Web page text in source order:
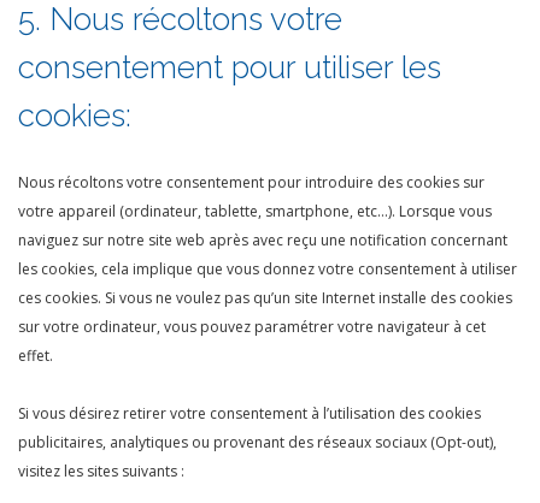
5. Nous récoltons votre
consentement pour utiliser les
cookies:
Nous récoltons votre consentement pour introduire des cookies sur
votre appareil (ordinateur, tablette, smartphone, etc…). Lorsque vous
naviguez sur notre site web après avec reçu une notification concernant
les cookies, cela implique que vous donnez votre consentement à utiliser
ces cookies. Si vous ne voulez pas qu’un site Internet installe des cookies
sur votre ordinateur, vous pouvez paramétrer votre navigateur à cet
effet.
Si vous désirez retirer votre consentement à l’utilisation des cookies
publicitaires, analytiques ou provenant des réseaux sociaux (Opt-out),
visitez les sites suivants :